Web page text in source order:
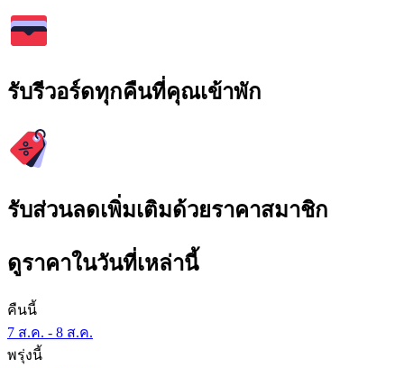
รับรีวอร์ดทุกคืนที่คุณเข้าพัก
รับส่วนลดเพิ่มเติมด้วยราคาสมาชิก
ดูราคาในวันที่เหล่านี้
คืนนี้
7 ส.ค. - 8 ส.ค.
พรุ่งนี้